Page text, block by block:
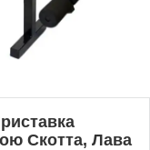
Скотта, Лава